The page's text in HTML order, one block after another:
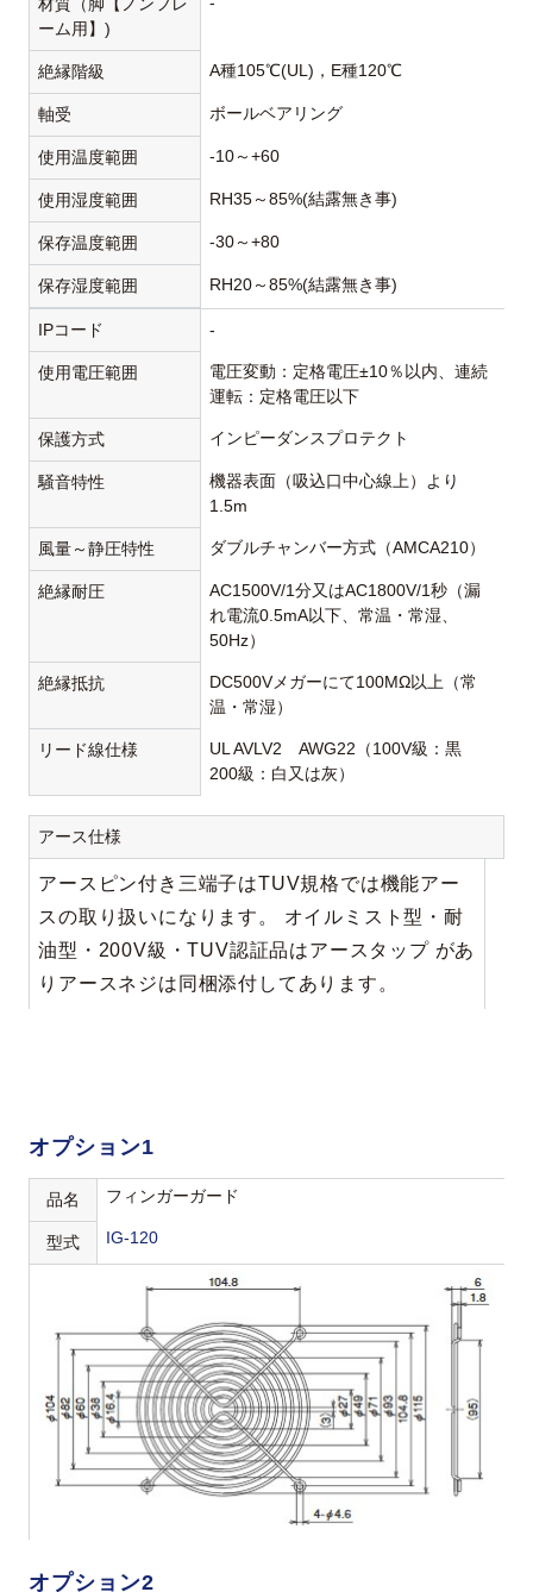
ーム用】)
絶縁階級 A種105℃(UL)，E種120℃
軸受 ボールベアリング
使用温度範囲 -10～+60
使用湿度範囲 RH35～85%(結露無き事)
保存温度範囲 -30～+80
保存湿度範囲 RH20～85%(結露無き事)
IPコード -
使用電圧範囲
電圧変動：定格電圧±10％以内、連続
運転：定格電圧以下
保護方式 インピーダンスプロテクト
騒音特性
機器表面（吸込口中心線上）より
1.5m
風量～静圧特性 ダブルチャンバー方式（AMCA210）
絶縁耐圧
AC1500V/1分又はAC1800V/1秒（漏
れ電流0.5mA以下、常温・常湿、
50Hz）
絶縁抵抗
DC500Vメガーにて100MΩ以上（常
温・常湿）
リード線仕様
UL AVLV2 AWG22（100V級：黒
200級：白又は灰）
アース仕様
アースピン付き三端子はTUV規格では機能アー
スの取り扱いになります。 オイルミスト型・耐
油型・200V級・TUV認証品はアースタップ があ
りアースネジは同梱添付してあります。
オプション1
品名 フィンガーガード
型式 IG-120
オプション2